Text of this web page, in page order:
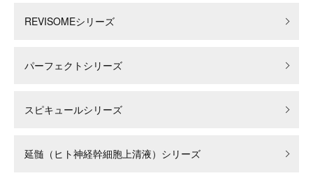
REVISOMEシリーズ
パーフェクトシリーズ
スピキュールシリーズ
延髄（ヒト神経幹細胞上清液）シリーズ